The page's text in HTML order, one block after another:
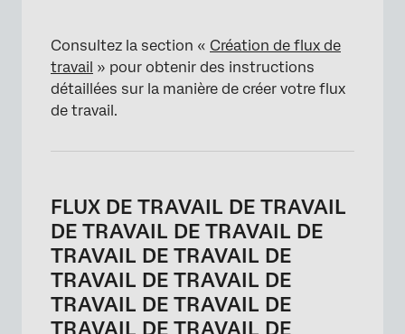
Consultez la section « Création de flux de
travail » pour obtenir des instructions
détaillées sur la manière de créer votre flux
de travail.
FLUX DE TRAVAIL DE TRAVAIL
DE TRAVAIL DE TRAVAIL DE
TRAVAIL DE TRAVAIL DE
TRAVAIL DE TRAVAIL DE
TRAVAIL DE TRAVAIL DE
TRAVAIL DE TRAVAIL DE